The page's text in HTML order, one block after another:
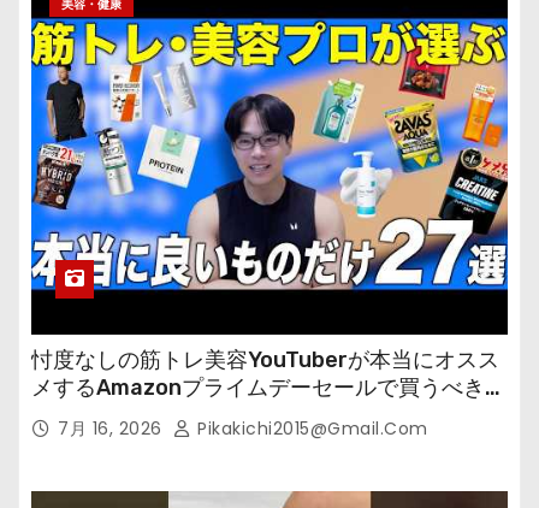
美容・健康
忖度なしの筋トレ美容YouTuberが本当にオスス
メするAmazonプライムデーセールで買うべきも
の 7月 16, 2026 Pikakichi2015@gmail.com